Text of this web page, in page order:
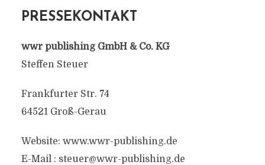
PRESSEKONTAKT
wwr publishing GmbH & Co. KG
Steffen Steuer
Frankfurter Str. 74
64521 Groß-Gerau
Website: www.wwr-publishing.de
E-Mail : steuer@wwr-publishing.de